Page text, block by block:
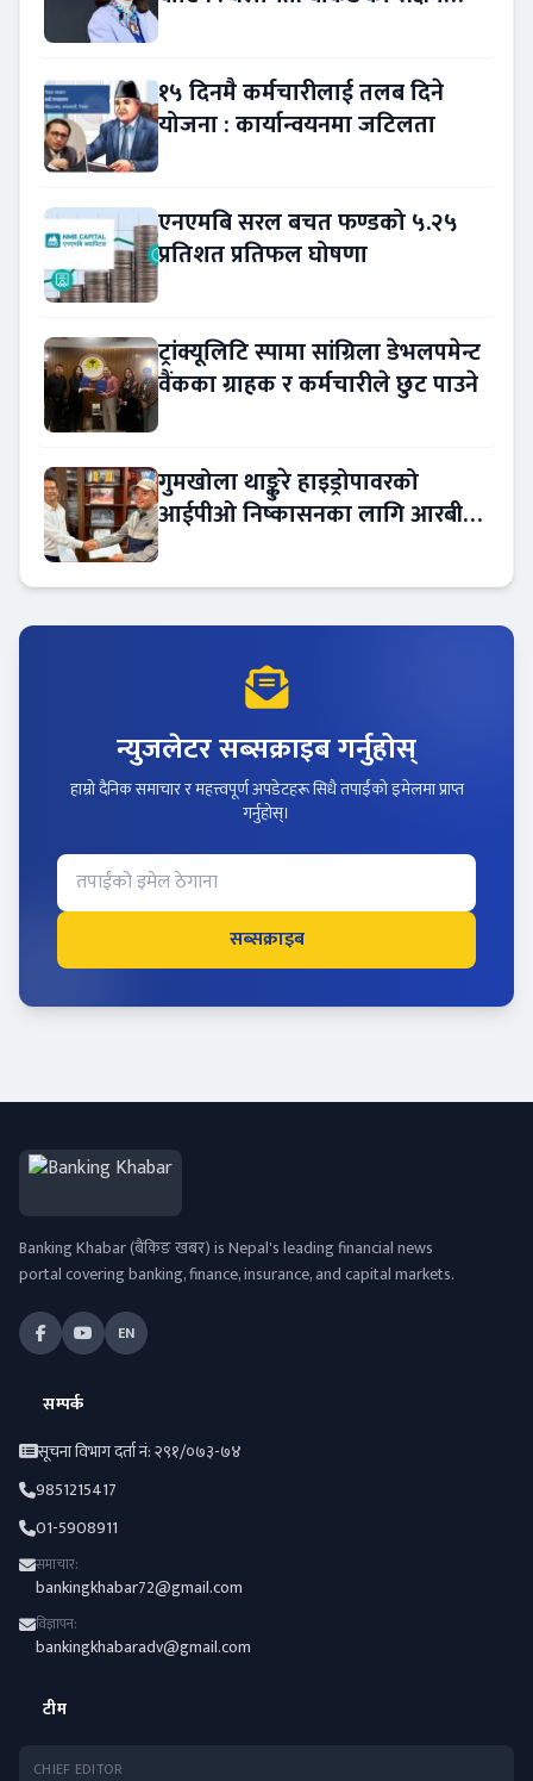
१५ दिनमै कर्मचारीलाई तलब दिने
योजना : कार्यान्वयनमा जटिलता
एनएमबि सरल बचत फण्डको ५.२५
प्रतिशत प्रतिफल घोषणा
ट्रांक्यूलिटि स्पामा सांग्रिला डेभलपमेन्ट
वैंकका ग्राहक र कर्मचारीले छुट पाउने
गुमखोला थाङ्कुरे हाइड्रोपावरको
आईपीओ निष्कासनका लागि आरबीबी
न्युजलेटर सब्सक्राइब गर्नुहोस्
हाम्रो दैनिक समाचार र महत्त्वपूर्ण अपडेटहरू सिधै तपाईंको इमेलमा प्राप्त
गर्नुहोस्।
सब्सक्राइब
Banking Khabar (बैंकिङ खबर) is Nepal's leading financial news
portal covering banking, finance, insurance, and capital markets.
EN
सम्पर्क
सूचना विभाग दर्ता नं: २९१/०७३-७४
9851215417
01-5908911
समाचार:
bankingkhabar72@gmail.com
विज्ञापन:
bankingkhabaradv@gmail.com
टीम
CHIEF EDITOR